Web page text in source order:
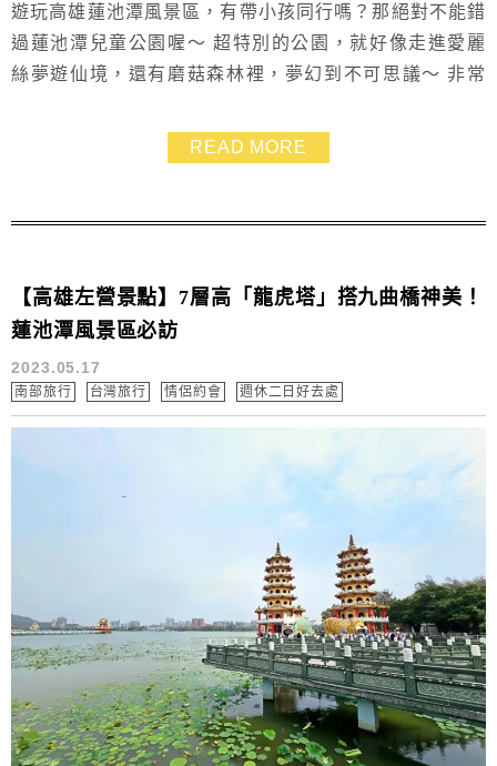
遊玩高雄蓮池潭風景區，有帶小孩同行嗎？那絕對不能錯
過蓮池潭兒童公園喔～ 超特別的公園，就好像走進愛麗
絲夢遊仙境，還有磨菇森林裡，夢幻到不可思議～ 非常
會覺得都在參觀古蹟哦～
READ MORE
【高雄左營景點】7層高「龍虎塔」搭九曲橋神美！
蓮池潭風景區必訪
2023.05.17
南部旅行 台灣旅行 情侶約會 週休二日好去處